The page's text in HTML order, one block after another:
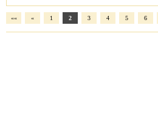
«« « 1 2 3 4 5 6